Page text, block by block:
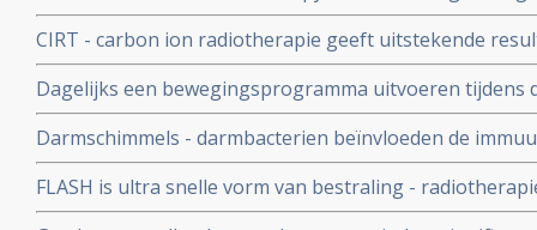
en langere ziektevrije tijd bij hersentumoren in
en chemo copy 1
CIRT - carbon ion radiotherapie geeft uitstekende
spinal sarcoma - tumoren in de rugwervels - die niet
worden
Dagelijks een bewegingsprogramma uitvoeren tijdens
vermindert de vermoeidheid en geeft prostaatkanker-
energie en ervaren bestraling als minder belastend.
Darmschimmels - darmbacterien beïnvloeden de
positieve manier. Doden van darmbacterien door
immuunreacties na bestraling
FLASH is ultra snelle vorm van bestraling -
radiotherapie - radiotherapie gaat overnemen met